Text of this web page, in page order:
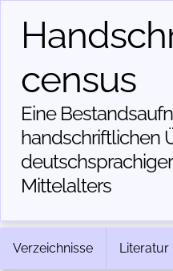
census
Eine
handschriftlichen
Mittelalters
Verzeichnisse Literatur